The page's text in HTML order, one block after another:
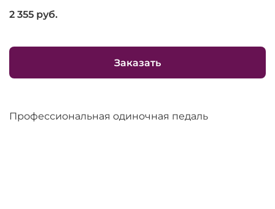
2 355 руб.
Заказать
Профессиональная одиночная педаль